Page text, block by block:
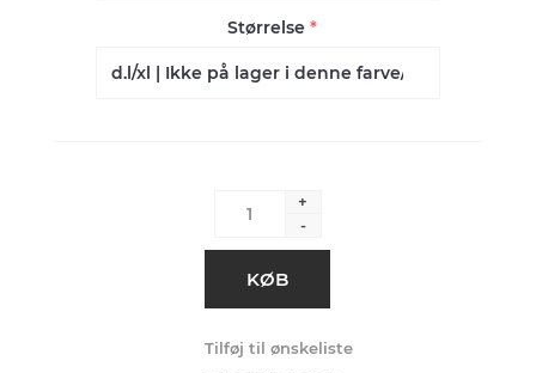
Størrelse*
+
-